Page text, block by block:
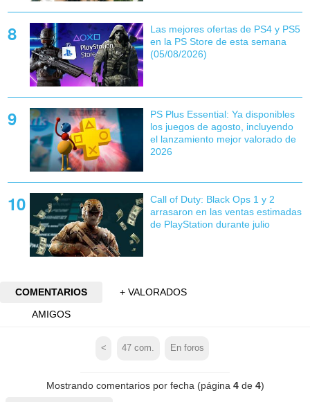
Las mejores ofertas de PS4 y PS5
en la PS Store de esta semana
(05/08/2026)
PS Plus Essential: Ya disponibles
los juegos de agosto, incluyendo
el lanzamiento mejor valorado de
2026
Call of Duty: Black Ops 1 y 2
arrasaron en las ventas estimadas
de PlayStation durante julio
COMENTARIOS
+ VALORADOS
AMIGOS
< 47 com. En foros
Mostrando comentarios por fecha (página 4de 4)